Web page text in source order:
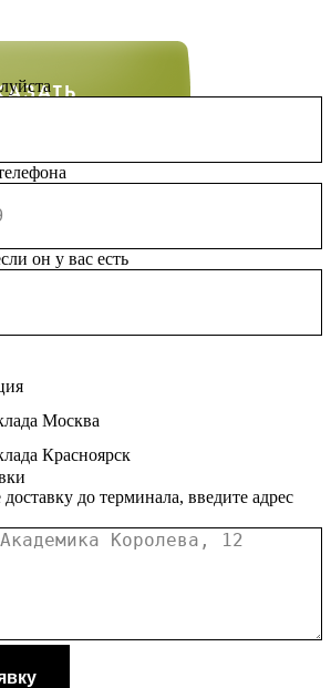
он у вас есть
Москва
Красноярск
до терминала, введите адрес